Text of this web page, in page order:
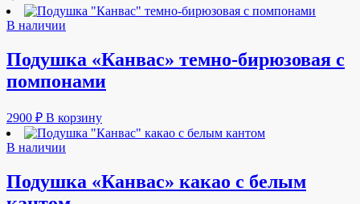
В наличии
Подушка «Канвас» темно-бирюзовая с
помпонами
2900 ₽ В корзину
В наличии
Подушка «Канвас» какао с белым